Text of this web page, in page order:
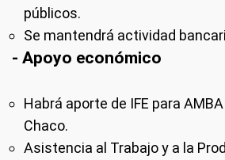
públicos.
Se mantendrá actividad
- Apoyo económico
Habrá aporte de IFE para
Chaco.
Asistencia al Trabajo y a la